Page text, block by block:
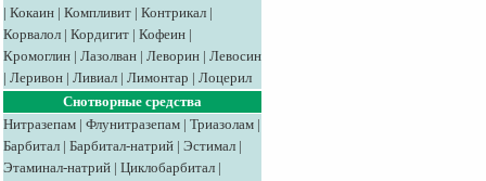
| Кокаин | Компливит | Контрикал |
Корвалол | Кордигит | Кофеин |
Кромоглин | Лазолван | Леворин | Левосин
| Леривон | Ливиал | Лимонтар | Лоцерил
Снотворные средства
Нитразепам | Флунитразепам | Триазолам |
Барбитал | Барбитал-натрий | Эстимал |
Этаминал-натрий | Циклобарбитал |